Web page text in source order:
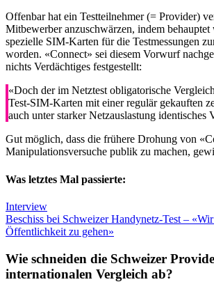
Offenbar hat ein Testteilnehmer (= Provider)
Mitbewerber anzuschwärzen, indem behauptet
spezielle SIM-Karten für die Testmessungen
worden. «Connect» sei diesem Vorwurf
nichts Verdächtiges festgestellt:
«Doch der im Netztest obligatorische
Test-SIM-Karten mit einer regulär gekauften
auch unter starker Netzauslastung identisches
Gut möglich, dass die frühere Drohung von
Manipulationsversuche publik zu machen,
Was letztes Mal passierte:
Interview
Beschiss bei Schweizer Handynetz-Test –
Öffentlichkeit zu gehen»
Wie schneiden die Schweizer
internationalen Vergleich ab?